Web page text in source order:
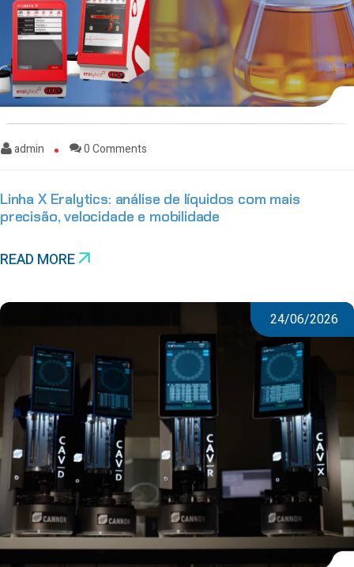
admin 0 Comments
Linha X Eralytics: análise de líquidos com mais
precisão, velocidade e mobilidade
READ MORE
24/06/2026